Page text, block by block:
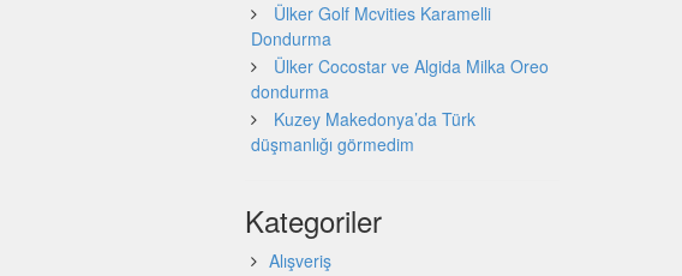
Ülker Golf Mcvities Karamelli
Dondurma
Ülker Cocostar ve Algida Milka Oreo
dondurma
Kuzey Makedonya’da Türk
düşmanlığı görmedim
Kategoriler
Alışveriş